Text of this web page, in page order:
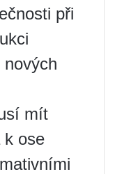
při
mít
k ose